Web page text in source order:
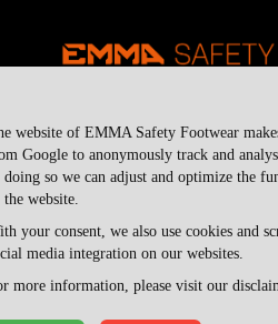
website of EMMA Safety Footwear
Google to anonymously track and
so we can adjust and optimize the
website.
your consent, we also use cookies and
media integration on our websites.
more information, please visit our
terms and conditions-sv
ansvarsfriskrivning